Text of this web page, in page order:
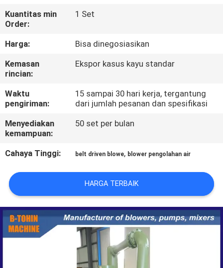
TUR
PABRIK
KONTROL
KUALITAS
HUBUNGI
KAMI
PERMINTAAN
PENAWARAN
COMPANY
NEWS
Kuantitas min
Order:
1 Set
Harga:
Bisa dinegosiasikan
Kemasan
rincian:
Ekspor kasus kayu standar
Waktu
pengiriman:
15 sampai 30 hari kerja, tergantung
dari jumlah pesanan dan spesifikasi
Menyediakan
kemampuan:
50 set per bulan
Cahaya Tinggi: belt driven blowe, blower pengolahan air
HARGA TERBAIK